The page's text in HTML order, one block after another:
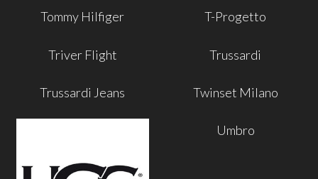
Tommy Hilfiger T-Progetto
Triver Flight Trussardi
Trussardi Jeans Twinset Milano
Umbro